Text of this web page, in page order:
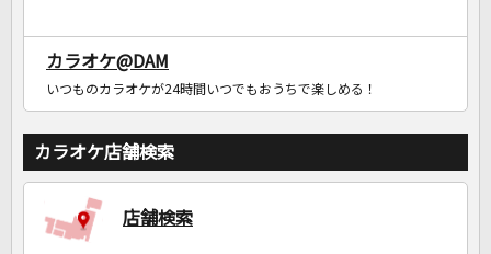
カラオケ@DAM
いつものカラオケが24時間いつでもおうちで楽しめる！
カラオケ店舗検索
店舗検索